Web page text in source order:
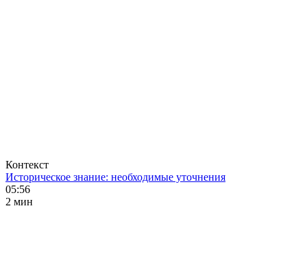
Контекст
Историческое знание: необходимые уточнения
05:56
2 мин